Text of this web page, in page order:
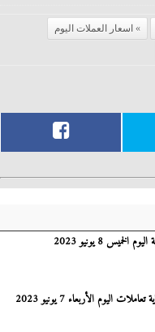
اسعار العملات اليوم
8 يونيو 2023
اليوم الأربعاء 7 يونيو 2023